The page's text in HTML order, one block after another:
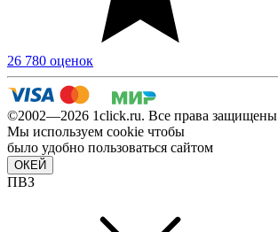
26 780 оценок
©2002—2026 1сlick.ru. Все права защищены
Мы используем cookie чтобы
было удобно пользоваться сайтом
ОКЕЙ
ПВЗ